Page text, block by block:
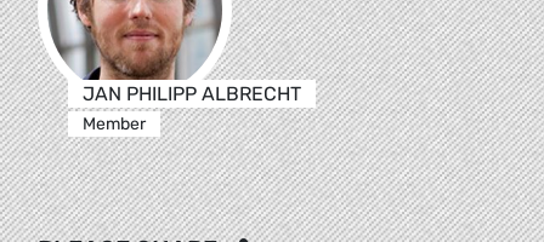
JAN PHILIPP ALBRECHT
Member